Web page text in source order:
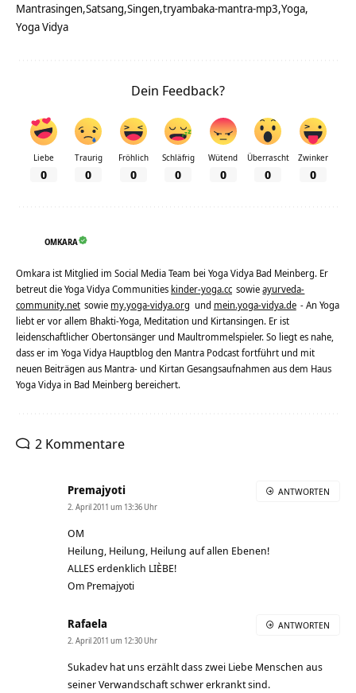
Mantrasingen Satsang Singen tryambaka-mantra-mp3 Yoga
Yoga Vidya
Dein Feedback?
Liebe
0
Traurig
0
Fröhlich
0
Schläfrig
0
Wütend
0
Überrascht
0
Zwinker
0
OMKARA
Omkara ist Mitglied im Social Media Team bei Yoga Vidya Bad Meinberg. Er
betreut die Yoga Vidya Communities kinder-yoga.cc sowieayurveda-
community.net sowie my.yoga-vidya.org und mein.yoga-vidya.de - An Yoga
liebt er vor allem Bhakti-Yoga, Meditation und Kirtansingen. Er ist
leidenschaftlicher Obertonsänger und Maultrommelspieler. So liegt es nahe,
dass er im Yoga Vidya Hauptblog den Mantra Podcast fortführt und mit
neuen Beiträgen aus Mantra- und Kirtan Gesangsaufnahmen aus dem Haus
Yoga Vidya in Bad Meinberg bereichert.
2 Kommentare
Premajyoti
2. April 2011 um 13:36 Uhr
OM
Heilung, Heilung, Heilung auf allen Ebenen!
ALLES erdenklich LIÈBE!
Om Premajyoti
ANTWORTEN
Rafaela
2. April 2011 um 12:30 Uhr
Sukadev hat uns erzählt dass zwei Liebe Menschen aus
seiner Verwandschaft schwer erkrankt sind.
ANTWORTEN